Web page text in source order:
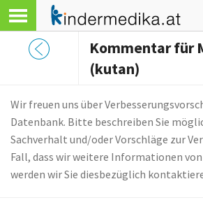
Kommentar für
(kutan)
Wir freuen uns über
Datenbank. Bitte beschreiben Sie
Sachverhalt und/oder Vorschläge zur
Fall, dass wir weitere Informationen
werden wir Sie diesbezüglich